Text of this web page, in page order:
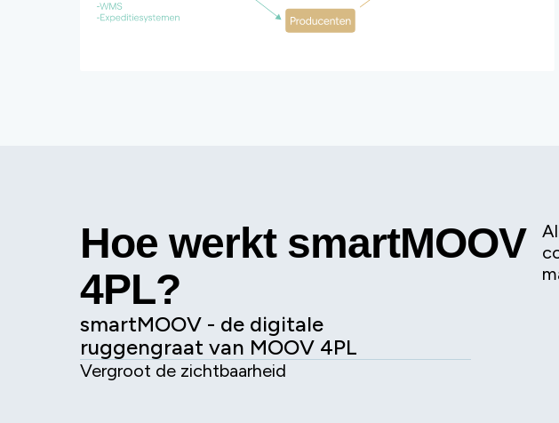
Hoe werkt smartMOOV
4PL?
smartMOOV - de digitale
ruggengraat van MOOV 4PL
Vergroot de zichtbaarheid